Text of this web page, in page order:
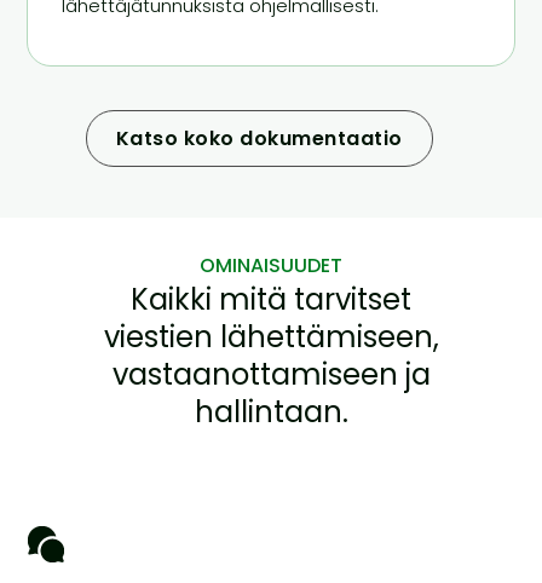
lähettäjätunnuksista ohjelmallisesti.
Katso koko dokumentaatio
OMINAISUUDET
Kaikki mitä tarvitset
viestien lähettämiseen,
vastaanottamiseen ja
hallintaan.